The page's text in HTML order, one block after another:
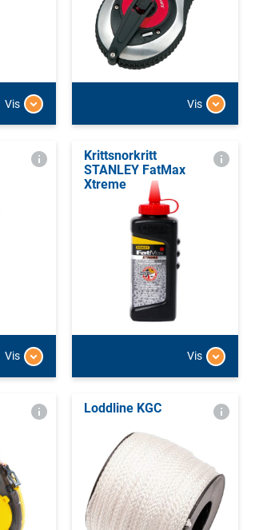
Vis Vis
Vis
Krittsnorkritt
STANLEY FatMax
Xtreme
Vis
Loddline KGC